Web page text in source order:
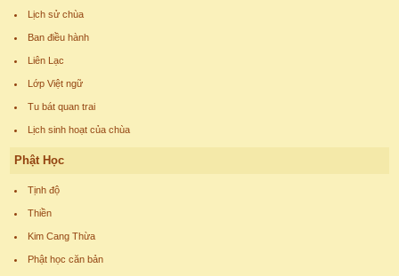
Lịch sử chùa
Ban điều hành
Liên Lạc
Lớp Việt ngữ
Tu bát quan trai
Lịch sinh hoạt của chùa
Phật Học
Tịnh độ
Thiền
Kim Cang Thừa
Phật học căn bản